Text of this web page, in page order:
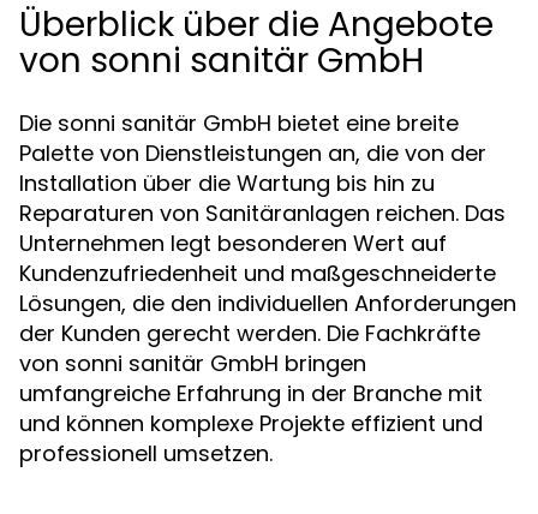
Überblick über die Angebote
von sonni sanitär GmbH
Die sonni sanitär GmbH bietet eine breite
Palette von Dienstleistungen an, die von der
Installation über die Wartung bis hin zu
Reparaturen von Sanitäranlagen reichen. Das
Unternehmen legt besonderen Wert auf
Kundenzufriedenheit und maßgeschneiderte
Lösungen, die den individuellen Anforderungen
der Kunden gerecht werden. Die Fachkräfte
von sonni sanitär GmbH bringen
umfangreiche Erfahrung in der Branche mit
und können komplexe Projekte effizient und
professionell umsetzen.